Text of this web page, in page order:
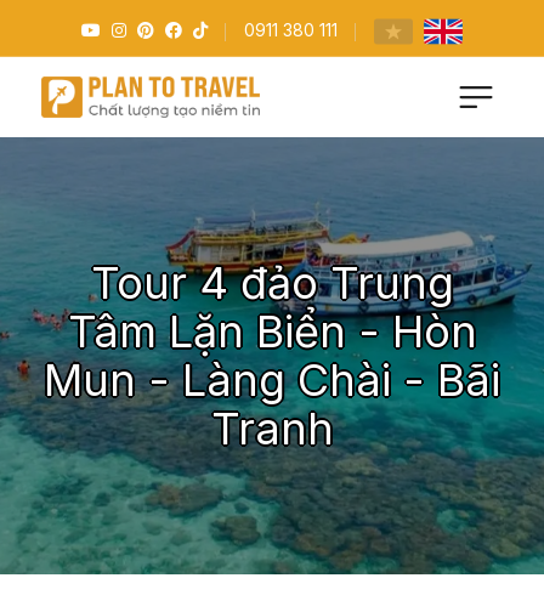
0911 380 111
Tour 4 đảo Trung
Tâm Lặn Biển - Hòn
Mun - Làng Chài - Bãi
Tranh